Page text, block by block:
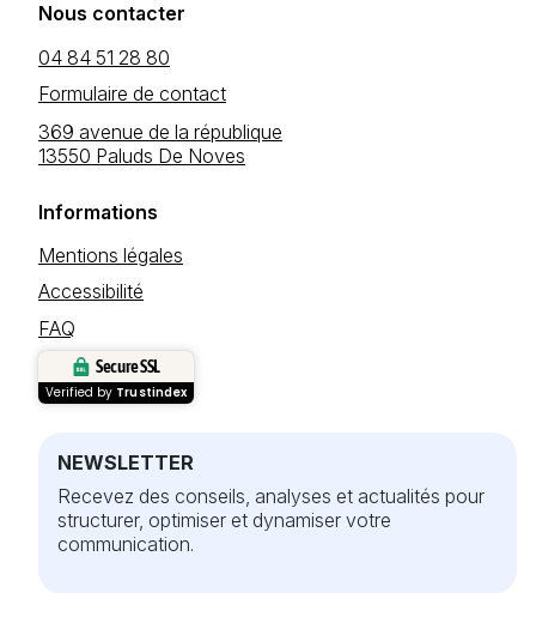
Nous contacter
04 84 51 28 80
Formulaire de contact
369 avenue de la république
13550 Paluds De Noves
Informations
Mentions légales
Accessibilité
FAQ
Secure SSL
Verified by Trustindex
NEWSLETTER
Recevez des conseils, analyses et actualités pour
structurer, optimiser et dynamiser votre
communication.